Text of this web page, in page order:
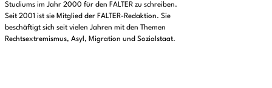
Studiums im Jahr 2000 für den FALTER zu schreiben.
Seit 2001 ist sie Mitglied der FALTER-Redaktion. Sie
beschäftigt sich seit vielen Jahren mit den Themen
Rechtsextremismus, Asyl, Migration und Sozialstaat.